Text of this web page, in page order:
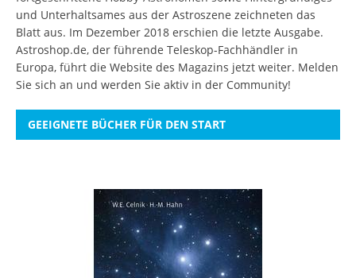
und Unterhaltsames aus der Astroszene zeichneten das
Blatt aus. Im Dezember 2018 erschien die letzte Ausgabe.
Astroshop.de, der führende Teleskop-Fachhändler in
Europa, führt die Website des Magazins jetzt weiter. Melden
Sie sich an und werden Sie aktiv in der Community!
GEEIGNETE BÜCHER FÜR DEN START